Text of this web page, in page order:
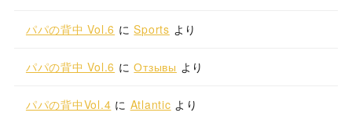
パパの背中 Vol.6 にSports より
パパの背中 Vol.6 にОтзывы より
パパの背中Vol.4 に Atlantic より